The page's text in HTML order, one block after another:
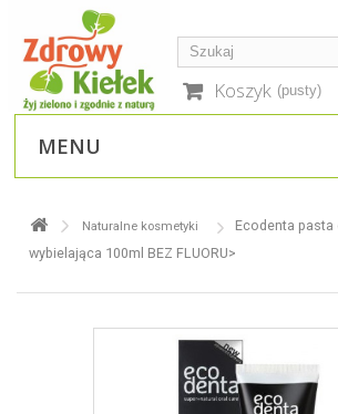
Koszyk (pusty)
MENU
Naturalne kosmetyki
Ecodenta
wybielająca 100ml BEZ FLUORU>